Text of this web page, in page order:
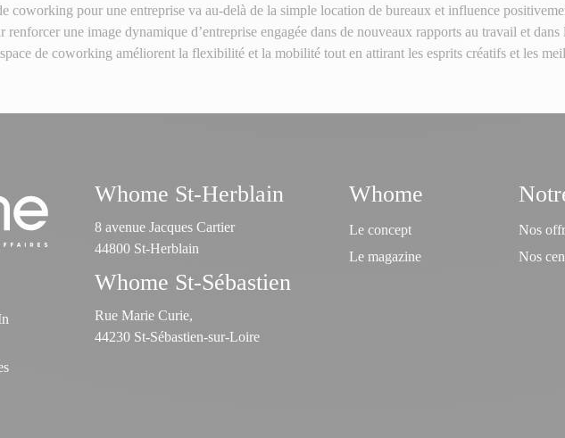
coworking pour une entreprise va au-delà de la simple location de bureaux et influence
renforcer une image dynamique d’entreprise engagée dans de nouveaux rapports au travail et
de coworking améliorent la flexibilité et la mobilité tout en attirant les esprits créatifs et les
Whome St-Herblain
8 avenue Jacques Cartier
44800 St-Herblain
Whome St-Sébastien
Rue Marie Curie,
44230 St-Sébastien-sur-Loire
Whome
Le concept
Le magazine
Nos
Nos